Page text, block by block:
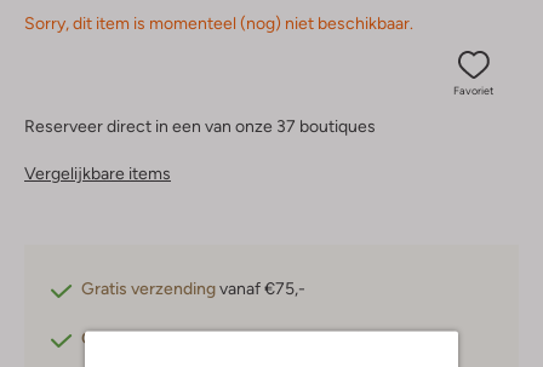
Sorry, dit item is momenteel (nog) niet beschikbaar.
Favoriet
Reserveer direct in een van onze 37 boutiques
Vergelijkbare items
Gratis verzendingvanaf €75,-
Gratis retournerenbinnen 30 dagen*